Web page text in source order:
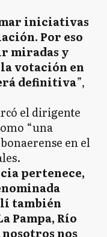
iniciativas
Por eso
miradas y
votación en
definitiva”,
el dirigente
“una
en el
pertenece,
también
Pampa, Río
nos